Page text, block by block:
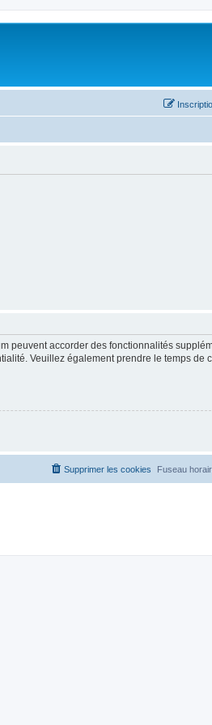
peuvent accorder des fonctionnalités
Veuillez également prendre le temps de
Fuseau
Supprimer les cookies